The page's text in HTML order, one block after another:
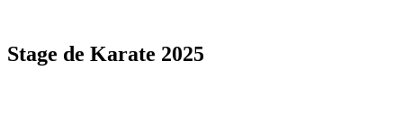
Stage de Karate 2025